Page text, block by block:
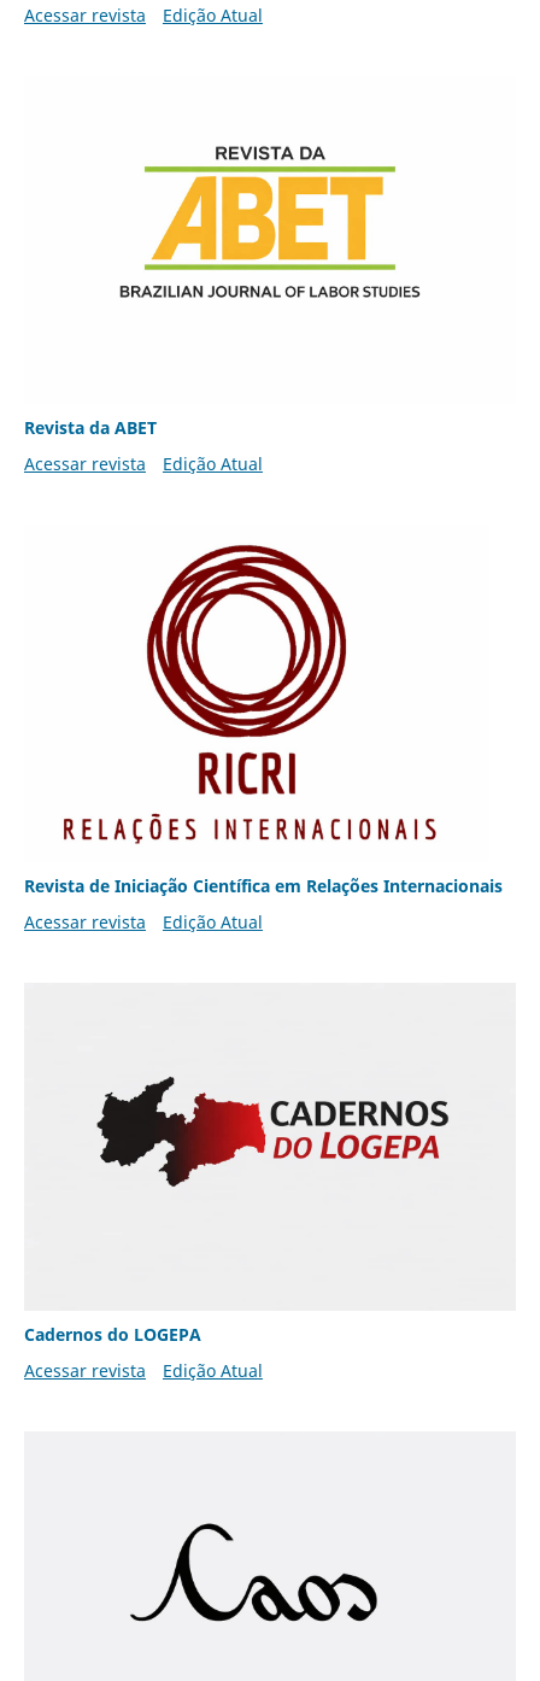
Acessar revista Edição Atual
Revista da ABET
Acessar revista
Edição Atual
Revista de Iniciação Científica em Relações Internacionais
Acessar revista
Edição Atual
Cadernos do LOGEPA
Acessar revista
Edição Atual